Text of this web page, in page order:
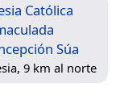
Católica
Súa
9 km al norte